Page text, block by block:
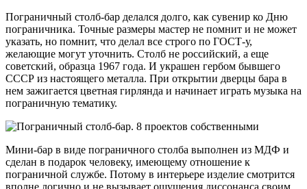
Пограничный столб-бар делался долго, как сувенир ко Дню
пограничника. Точные размеры мастер не помнит и не может
указать, но помнит, что делал все строго по ГОСТ-у,
желающие могут уточнить. Столб не российский, а еще
советский, образца 1967 года. И украшен гербом бывшего
СССР из настоящего металла. При открытии дверцы бара в
нем зажигается цветная гирлянда и начинает играть музыка на
пограничную тематику.
Мини-бар в виде пограничного столба выполнен из МДФ и
сделан в подарок человеку, имеющему отношение к
пограничной службе. Потому в интерьере изделие смотрится
вполне логично и не вызывает ощущения диссонанса своим